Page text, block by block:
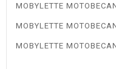
MOBYLETTE
MOBYLETTE
MOBYLETTE